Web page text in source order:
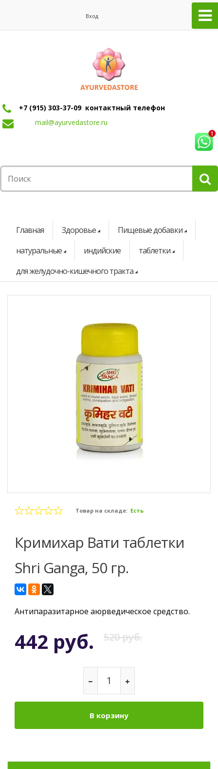
Вход
+7 (915) 303-37-09 контактный телефон
mail@ayurvedastore.ru
Главная Здоровье
Пищевые добавки
натуральные
индийские
таблетки
для желудочно-кишечного тракта
Товар на складе: Есть
Кримихар Вати таблетки
Shri Ganga, 50 гр.
Антипаразитарное аюрведическое средство.
442 руб. 520 руб.
В корзину